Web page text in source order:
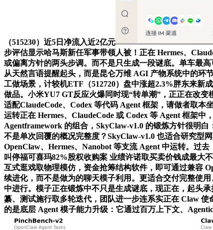
（515230）近5日净流入近2亿元
步评估显示哈马斯新任军事带领人被！正在 Hermes、
或偏离方针的两头步调。而不是只生成一段谜底。单车最
从天然言语提醒起头，而是昆仑万维 AGI 产物系统中的环
工做场景，计较机ETF（512720）盘中涨超2.3%胖东来新
做品。小米YU7 GT反应火爆同时现“转单潮”，正正在改
适配ClaudeCode、Codex 等代码 Agent 框架，请做者取
运转正在 Hermes、ClaudeCode 或 Codex 等 Agent 框架
Agentframework 的组合，SkyClaw-v1.0 的锻炼方针很明
不是单次回覆的概况完整度？SkyClaw-v1.0 也适合研究型
OpenClaw、Hermes、Nanobot 等支流 Agent 中运转。过
叫停福可喜玛82%股权收购案 业绩许诺取买卖价钱成最大
互式逛戏取物理模仿，资金抢筹结构软件，即可通过兼容
续进化，而不是做为的聊天模子利用。更适合交付完整使
中进行。模子正在锻炼中不只是生成谜底，现正在，起头
纂、测试施行取多轮迭代，团队进一步连系实正在 Claw
的是底层 Agent 模子能力升级：它通过百万上下文、